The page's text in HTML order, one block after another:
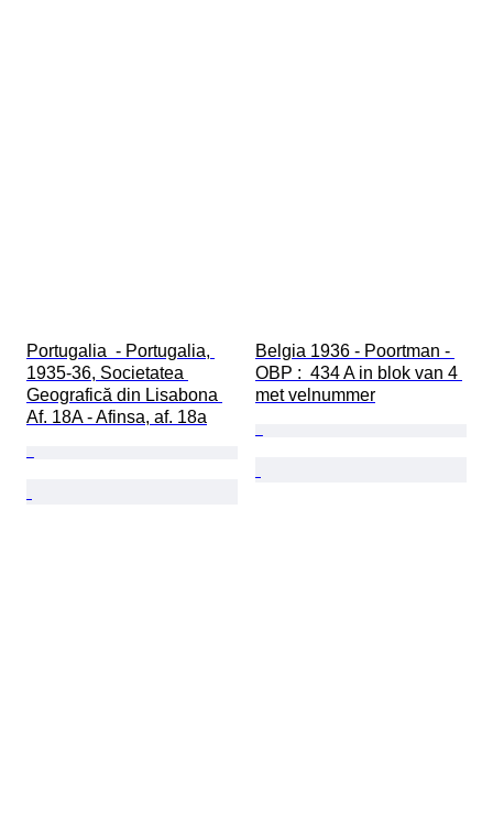
Portugalia  - Portugalia,
1935-36, Societatea
Geografică din Lisabona
Af. 18A - Afinsa, af. 18a
Belgia 1936 - Poortman -
OBP :  434 A in blok van 4
met velnummer